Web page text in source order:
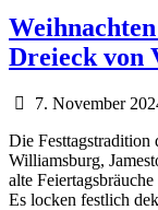
Dreieck von
7. November
Die Festtagstradition
Williamsburg,
alte
Es locken festlich